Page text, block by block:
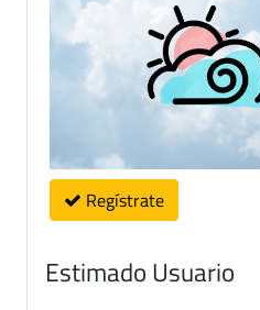
Regístrate
Estimado Usuario